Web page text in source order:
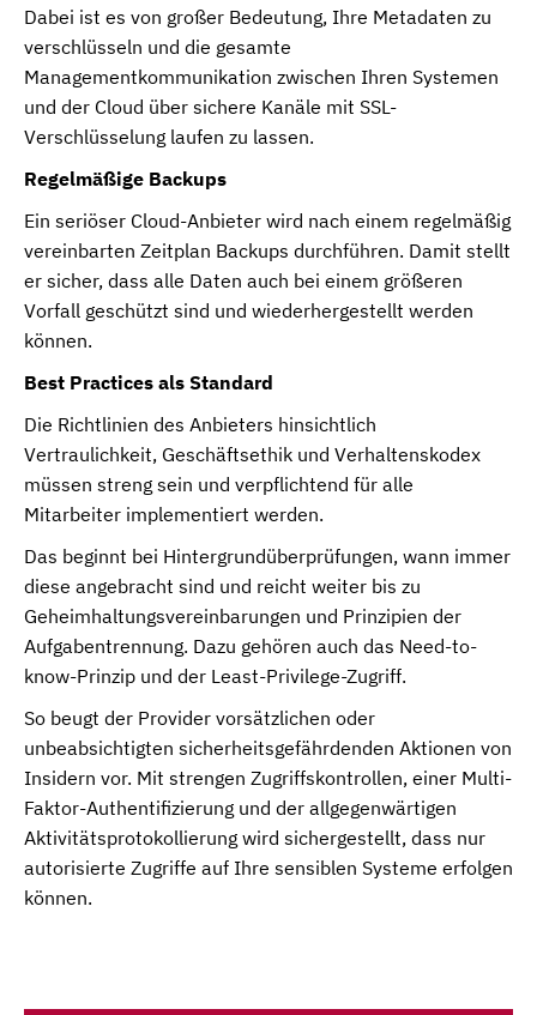
Dabei ist es von großer Bedeutung, Ihre Metadaten zu
verschlüsseln und die gesamte
Managementkommunikation zwischen Ihren Systemen
und der Cloud über sichere Kanäle mit SSL-
Verschlüsselung laufen zu lassen.
Regelmäßige Backups
Ein seriöser Cloud-Anbieter wird nach einem regelmäßig
vereinbarten Zeitplan Backups durchführen. Damit stellt
er sicher, dass alle Daten auch bei einem größeren
Vorfall geschützt sind und wiederhergestellt werden
können.
Best Practices als Standard
Die Richtlinien des Anbieters hinsichtlich
Vertraulichkeit, Geschäftsethik und Verhaltenskodex
müssen streng sein und verpflichtend für alle
Mitarbeiter implementiert werden.
Das beginnt bei Hintergrundüberprüfungen, wann immer
diese angebracht sind und reicht weiter bis zu
Geheimhaltungsvereinbarungen und Prinzipien der
Aufgabentrennung. Dazu gehören auch das Need-to-
know-Prinzip und der Least-Privilege-Zugriff.
So beugt der Provider vorsätzlichen oder
unbeabsichtigten sicherheitsgefährdenden Aktionen von
Insidern vor. Mit strengen Zugriffskontrollen, einer Multi-
Faktor-Authentifizierung und der allgegenwärtigen
Aktivitätsprotokollierung wird sichergestellt, dass nur
autorisierte Zugriffe auf Ihre sensiblen Systeme erfolgen
können.